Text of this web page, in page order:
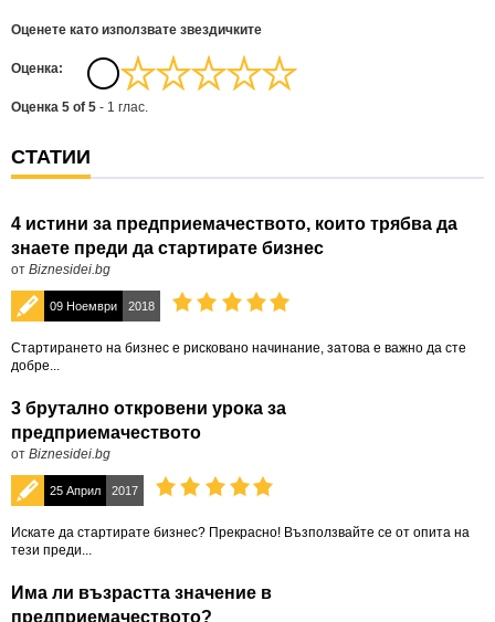
Оценете като използвате звездичките
Oценка:
Оценка 5 of 5 - 1 глас.
СТАТИИ
4 истини за предприемачеството, които трябва да
знаете преди да стартирате бизнес
от Biznesidei.bg
09 Ноември 2018
Стартирането на бизнес е рисковано начинание, затова е важно да сте
добре...
3 брутално откровени урока за
предприемачеството
от Biznesidei.bg
25 Април 2017
Искате да стартирате бизнес? Прекрасно! Възползвайте се от опита на
тези преди...
Има ли възрастта значение в
предприемачеството?